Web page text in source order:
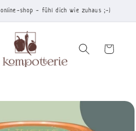
online-shop - fühl dich wie zuhaus ;-)
Warenkorb